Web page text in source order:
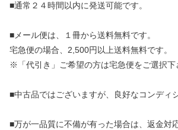
■通常２４時間以内に発送可能です。
■メール便は、１冊から送料無料です。
宅急便の場合、2,500円以上送料無料です。
※「代引き」ご希望の方は宅急便をご選択下
■中古品ではございますが、良好なコンディ
■万が一品質に不備が有った場合は、返金対応